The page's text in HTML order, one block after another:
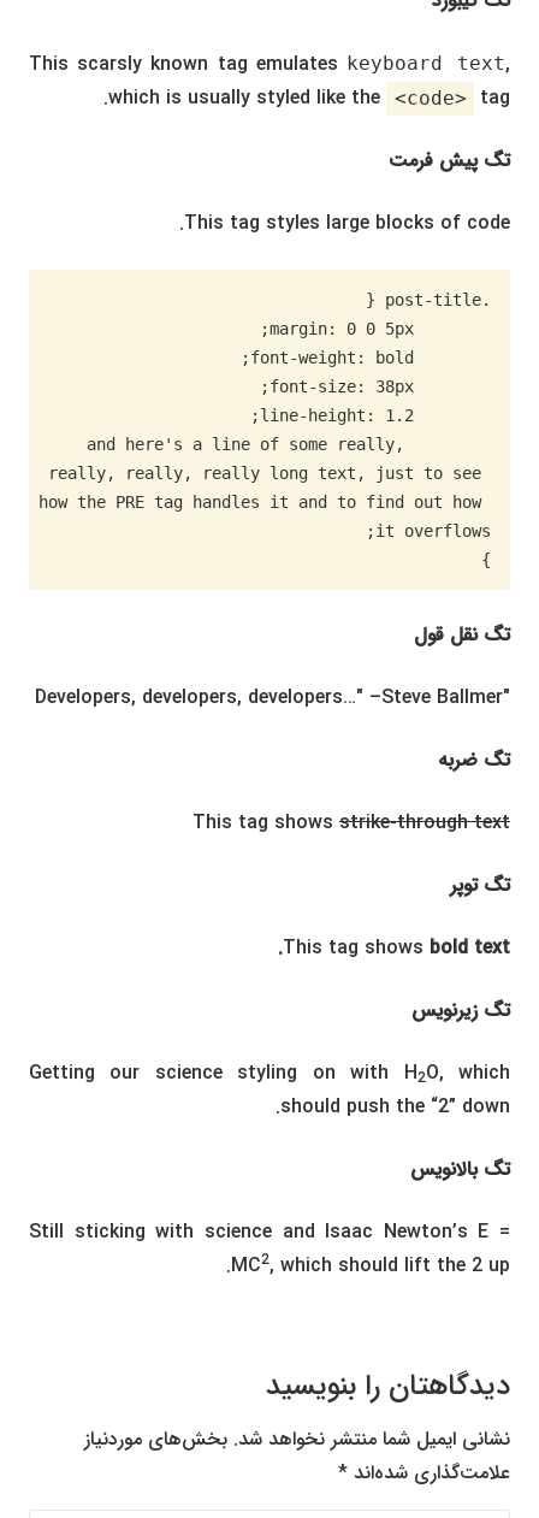
This scarsly known tag emulates keyboard text,
which is usually styled like the
<code> tag.
تگ پیش فرمت
This tag styles large blocks of code.
	and here's a line of some really,
really, really, really long text, just to see
how the PRE tag handles it and to find out how
}
تگ نقل قول
Developers, developers, developers… –Steve Ballmer
تگ ضربه
This tag shows strike-through text
تگ توپر
This tag shows bold text.
تگ زیرنویس
Getting our science styling on with H2O, which
should push the “2” down.
تگ بالانویس
Still sticking with science and Isaac Newton’s E =
MC2, which should lift the 2 up.
دیدگاهتان را بنویسید
نشانی ایمیل شما منتشر نخواهد شد. بخش‌های موردنیاز
علامت‌گذاری شده‌اند *